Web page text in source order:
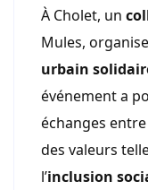
À Cholet, un
Mules,
urbain
événement a
échanges
des valeurs
l’inclusion